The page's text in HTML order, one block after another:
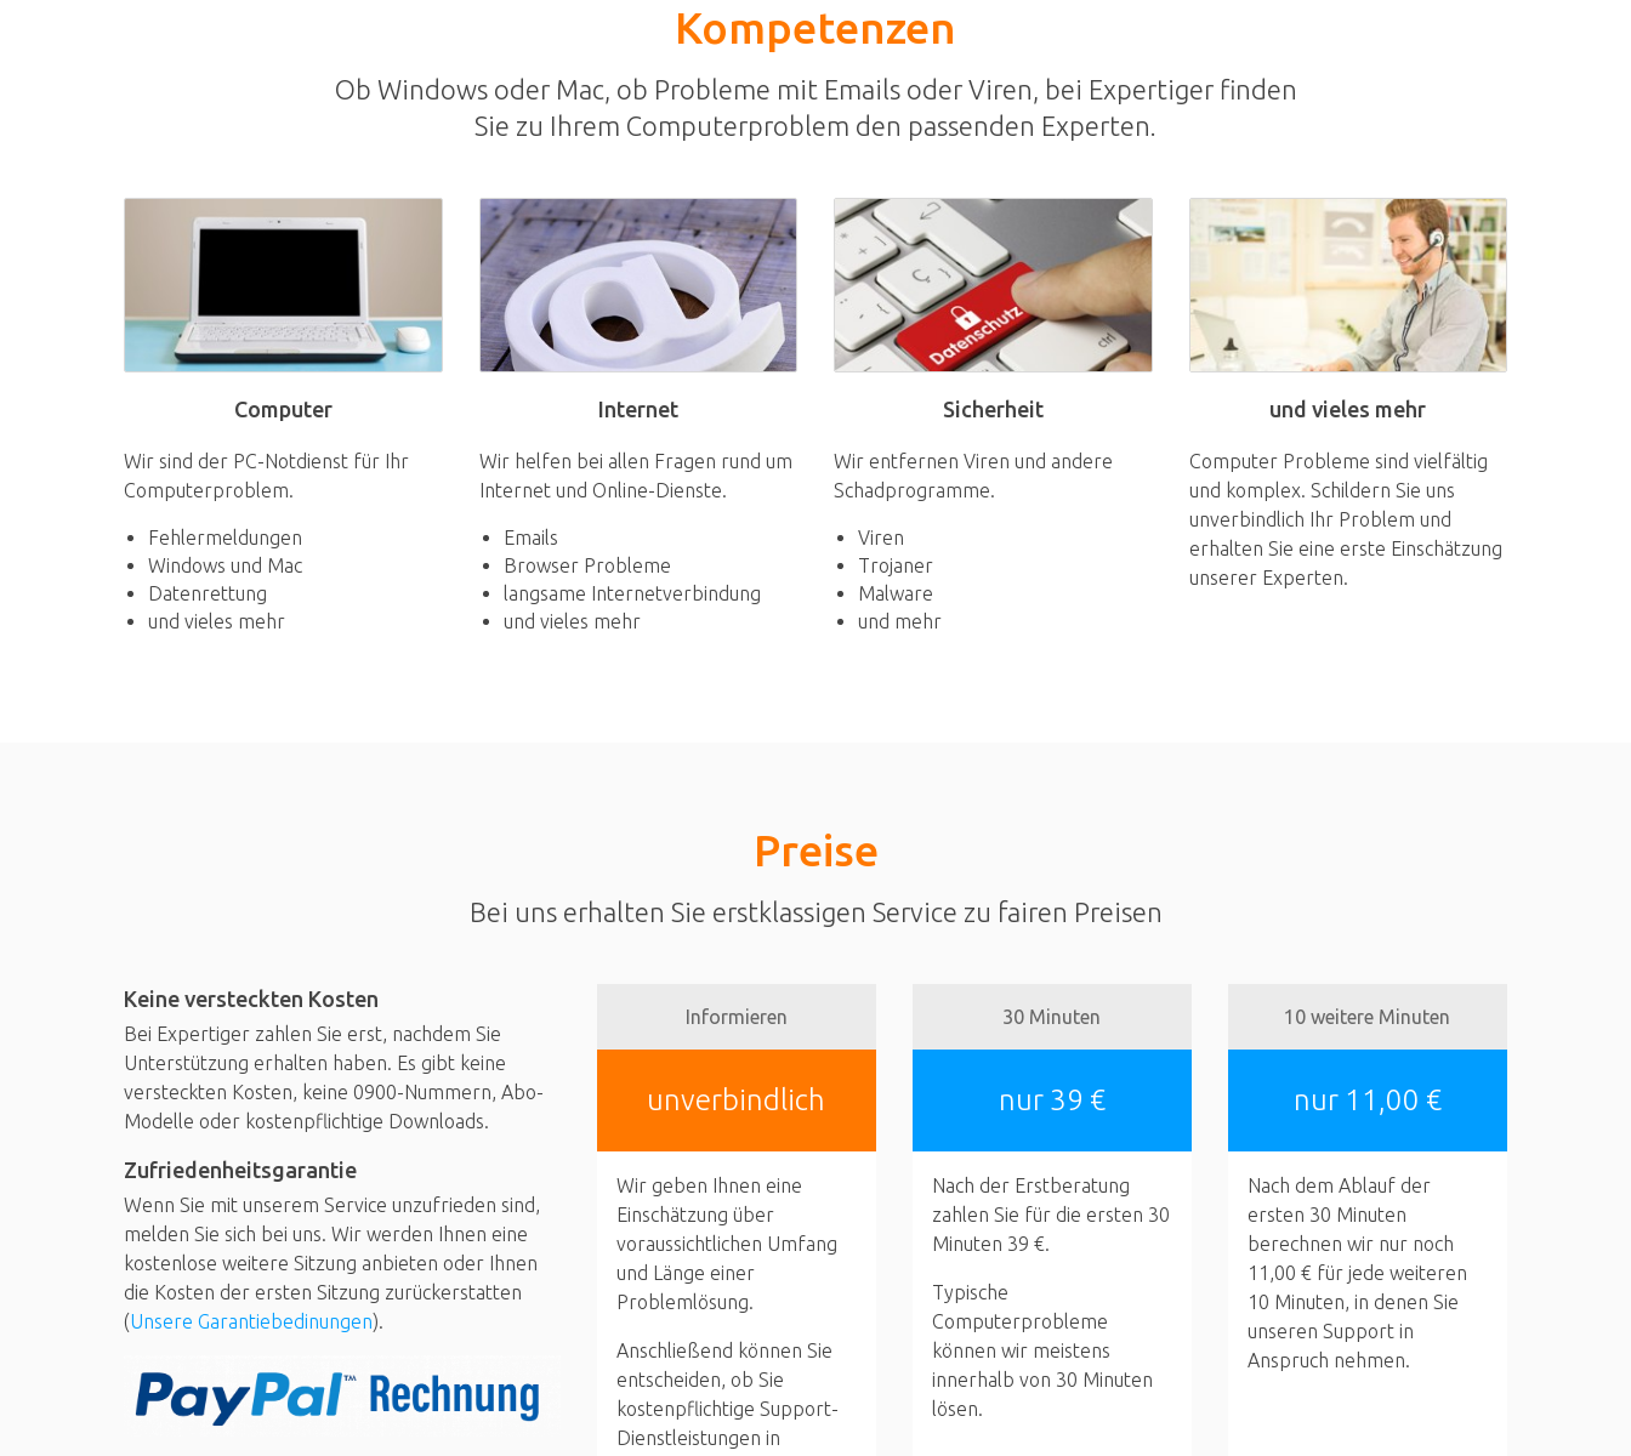
Kompetenzen
Ob Windows oder Mac, ob Probleme mit Emails oder Viren, bei Expertiger finden
Sie zu Ihrem Computerproblem den passenden Experten.
Computer
Wir sind der PC-Notdienst für Ihr
Computerproblem.
Fehlermeldungen
Windows und Mac
Datenrettung
und vieles mehr
Internet
Wir helfen bei allen Fragen rund um
Internet und Online-Dienste.
Emails
Browser Probleme
langsame Internetverbindung
und vieles mehr
Sicherheit
Wir entfernen Viren und andere
Schadprogramme.
Viren
Trojaner
Malware
und mehr
und vieles mehr
Computer Probleme sind vielfältig
und komplex. Schildern Sie uns
unverbindlich Ihr Problem und
erhalten Sie eine erste Einschätzung
unserer Experten.
Preise
Bei uns erhalten Sie erstklassigen Service zu fairen Preisen
Keine versteckten Kosten
Bei Expertiger zahlen Sie erst, nachdem Sie
Unterstützung erhalten haben. Es gibt keine
versteckten Kosten, keine 0900-Nummern, Abo-
Modelle oder kostenpflichtige Downloads.
Zufriedenheitsgarantie
Wenn Sie mit unserem Service unzufrieden sind,
melden Sie sich bei uns. Wir werden Ihnen eine
kostenlose weitere Sitzung anbieten oder Ihnen
die Kosten der ersten Sitzung zurückerstatten
(Unsere Garantiebedinungen).
Informieren
unverbindlich
Wir geben Ihnen eine
Einschätzung über
voraussichtlichen Umfang
und Länge einer
Problemlösung.
Anschließend können Sie
entscheiden, ob Sie
kostenpflichtige Support-
Dienstleistungen in
30 Minuten
nur 39 €
Nach der Erstberatung
zahlen Sie für die ersten 30
Minuten 39 €.
Typische
Computerprobleme
können wir meistens
innerhalb von 30 Minuten
lösen.
10 weitere Minuten
nur 11,00 €
Nach dem Ablauf der
ersten 30 Minuten
berechnen wir nur noch
11,00 € für jede weiteren
10 Minuten, in denen Sie
unseren Support in
Anspruch nehmen.